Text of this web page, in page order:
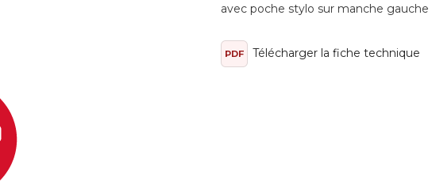
avec poche stylo sur manche
PDF Télécharger la fiche technique